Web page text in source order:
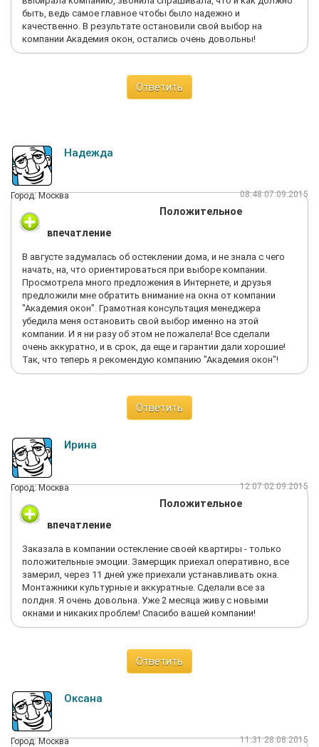
быть, ведь самое главное чтобы было надежно и
качественно. В результате остановили свой выбор на
компании Академия окон, остались очень довольны!
Ответить
Надежда
Город: Москва 08:48 07.09.2015
Положительное
впечатление
В августе задумалась об остеклении дома, и не знала с чего
начать, на, что ориентироваться при выборе компании.
Просмотрела много предложения в Интернете, и друзья
предложили мне обратить внимание на окна от компании
"Академия окон". Грамотная консультация менеджера
убедила меня остановить свой выбор именно на этой
компании. И я ни разу об этом не пожалела! Все сделали
очень аккуратно, и в срок, да еще и гарантии дали хорошие!
Так, что теперь я рекомендую компанию "Академия окон"!
Ответить
Ирина
Город: Москва 12:07 02.09.2015
Положительное
впечатление
Заказала в компании остекление своей квартиры - только
положительные эмоции. Замерщик приехал оперативно, все
замерил, через 11 дней уже приехали устанавливать окна.
Монтажники культурные и аккуратные. Сделали все за
полдня. Я очень довольна. Уже 2 месяца живу с новыми
окнами и никаких проблем! Спасибо вашей компании!
Ответить
Оксана
Город: Москва 11:31 28.08.2015